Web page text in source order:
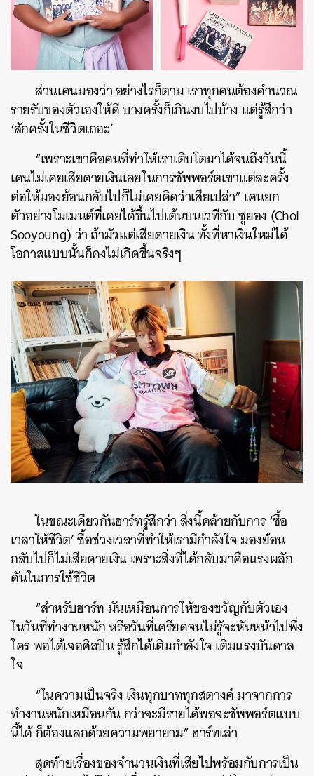
ส่วนเคนมองว่า อย่างไรก็ตาม เราทุกคนต้องคำนวณ
รายรับของตัวเองให้ดี บางครั้งก็เกินงบไปบ้าง แต่รู้สึกว่า
‘สักครั้งในชีวิตเถอะ’
“เพราะเขาคือคนที่ทำให้เราเติบโตมาได้จนถึงวันนี้
เคนไม่เคยเสียดายเงินเลยในการซัพพอร์ตเขาแต่ละครั้ง
ต่อให้มองย้อนกลับไปก็ไม่เคยคิดว่าเสียเปล่า” เคนยก
ตัวอย่างโมเมนต์ที่เคยได้ขึ้นไปเต้นบนเวทีกับ ซูยอง (Choi
Sooyoung) ว่า ถ้ามัวแต่เสียดายเงิน ทั้งที่หาเงินใหม่ได้
โอกาสแบบนั้นก็คงไม่เกิดขึ้นจริงๆ
ในขณะเดียวกันฮาร์ทรู้สึกว่า สิ่งนี้คล้ายกับการ ‘ซื้อ
เวลาให้ชีวิต’ ซื้อช่วงเวลาที่ทำให้เรามีกำลังใจ มองย้อน
กลับไปก็ไม่เสียดายเงิน เพราะสิ่งที่ได้กลับมาคือแรงผลัก
ดันในการใช้ชีวิต
“สำหรับฮาร์ท มันเหมือนการให้ของขวัญกับตัวเอง
ในวันที่ทำงานหนัก หรือวันที่เครียดจนไม่รู้จะหันหน้าไปพึ่ง
ใคร พอได้เจอศิลปิน รู้สึกได้เติมกำลังใจ เติมแรงบันดาล
ใจ
“ในความเป็นจริง เงินทุกบาททุกสตางค์ มาจากการ
ทำงานหนักเหมือนกัน กว่าจะมีรายได้พอจะซัพพอร์ตแบบ
นี้ได้ ก็ต้องแลกด้วยความพยายาม” ฮาร์ทเล่า
สุดท้ายเรื่องของจำนวนเงินที่เสียไปพร้อมกับการเป็น